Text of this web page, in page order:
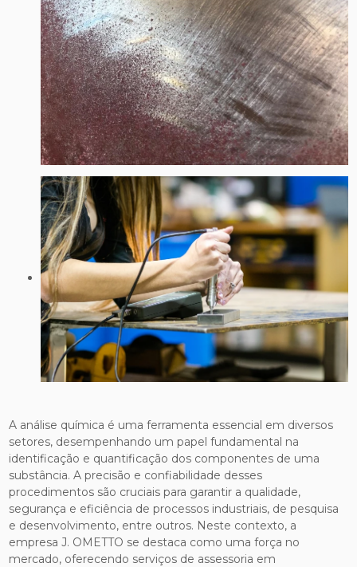
A análise química é uma ferramenta essencial em diversos
setores, desempenhando um papel fundamental na
identificação e quantificação dos componentes de uma
substância. A precisão e confiabilidade desses
procedimentos são cruciais para garantir a qualidade,
segurança e eficiência de processos industriais, de pesquisa
e desenvolvimento, entre outros. Neste contexto, a
empresa J. OMETTO se destaca como uma força no
mercado, oferecendo serviços de assessoria em